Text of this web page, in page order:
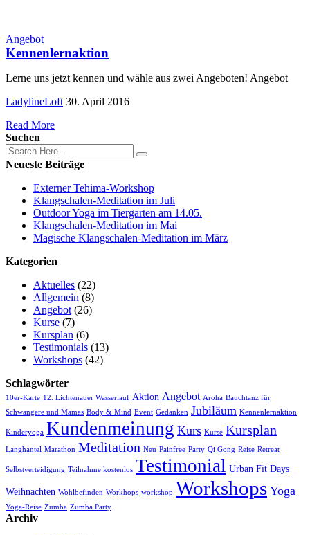
Angebot
Kennenlernaktion
Lerne uns jetzt kennen und wähle aus zwei Angeboten! Angebot
LadylineLoft 30. April 2016
Read More
Suchen
Neueste Beiträge
Externer Tehima-Workshop
Klangschalen-Meditation im Juli
Outdoor Yoga im Tiergarten am 14.05.
Klangschalen-Meditation im Mai
Magische Klangschalen-Meditation im März
Kategorien
Aktuelles (22)
Allgemein (8)
Angebot (26)
Kurse (7)
Kursplan (6)
Testimonials (13)
Workshops (42)
Schlagwörter
10er-Karte 12. Lichtenauer Wasserlauf Aktion Angebot Aroha Bauchtanz für
Schwangere und Mamas Body & Mind Event Gedanken Jubiläum Kennenlernaktion
Kinderyoga Kundenmeinung Kurs Kurse Kursplan
Langhantel Marathon Meditation Neu Painfree Party Qi Gong Reise Retreat
Selbstverteidigung Teilnahme kostenlos Testimonial Urban Fit Days
Weihnachten Wohlbefinden Workhops workshop Workshops Yoga
Yoga-Reise Zumba Zumba Party
Archiv